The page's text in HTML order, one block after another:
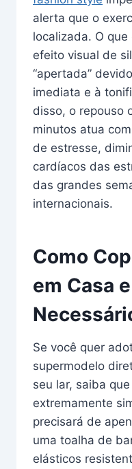
alerta que o
localizada. O
efeito visual de
“apertada”
imediata e à
disso, o repouso
minutos atua
de estresse,
cardíacos das
das grandes
internacionais.
Como
em Casa
Se você quer
supermodelo
seu lar, saiba
extremamente
precisará de
uma toalha de
elásticos